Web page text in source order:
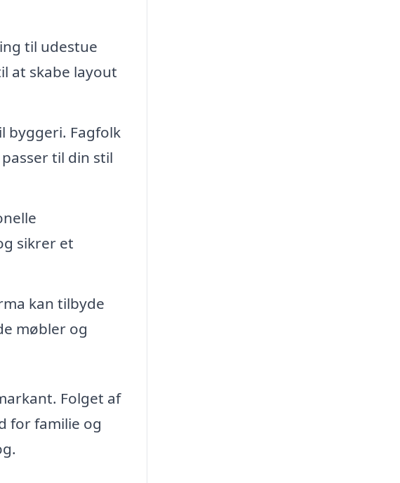
til udestue
at skabe layout
byggeri. Fagfolk
til din stil
sikrer et
kan tilbyde
møbler og
Folget af
for familie og